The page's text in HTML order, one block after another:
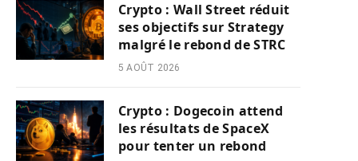
Crypto : Wall Street réduit
ses objectifs sur Strategy
malgré le rebond de STRC
5 AOÛT 2026
Crypto : Dogecoin attend
les résultats de SpaceX
pour tenter un rebond